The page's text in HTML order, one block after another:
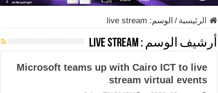
الرئيسية / الوسم: live stream
أرشيف الوسم : live stream
Microsoft teams up with Cairo ICT to live
stream virtual events